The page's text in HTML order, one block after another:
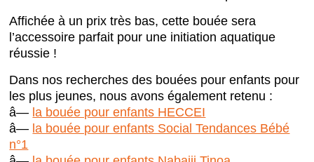
Affichée à un prix très bas, cette bouée sera
l’accessoire parfait pour une initiation aquatique
réussie !
Dans nos recherches des bouées pour enfants pour
les plus jeunes, nous avons également retenu :
â— la bouée pour enfants HECCEI
â— la bouée pour enfants Social Tendances Bébé
n°1